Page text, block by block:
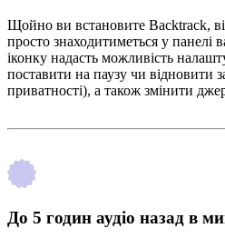
Щойно ви встановите Backtrack,
просто знаходитиметься у
іконку надасть можливість
поставити на паузу чи відновити
приватності), а також змінити
До 5 годин аудіо назад в